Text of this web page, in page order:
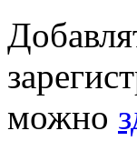
можно